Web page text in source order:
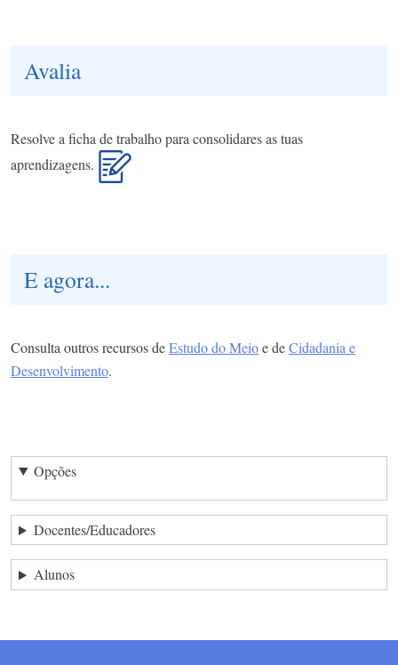
Avalia
Resolve a ficha de trabalho para consolidares as tuas
aprendizagens.
E agora...
Consulta outros recursos deEstudo do Meioe deCidadania e
Desenvolvimento.
Opções
Docentes/Educadores
Alunos